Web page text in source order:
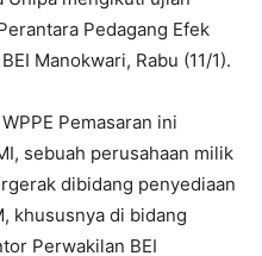
Pedagang Efek
Manokwari, Rabu (11/1).
Pemasaran ini
sebuah perusahaan milik
dibidang penyediaan
khususnya di bidang
Perwakilan BEI